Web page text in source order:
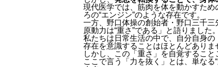
現代医学では、筋肉を体を動かすため
ろの“エンジン”のような存在です。
一方、野口体操の創始者・野口三千
原動力は“重さ”である」と語りました。
私たちは日常生活の中で、自分自身
存在を意識することはほとんどありま
しかし、この「重さ」を自覚すること
ここで言う「力を抜く」とは、単なる“